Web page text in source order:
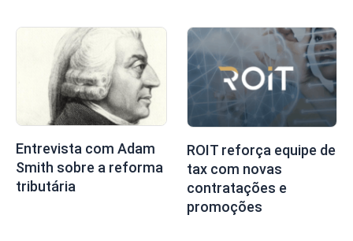
Entrevista com Adam
Smith sobre a reforma
tributária
ROIT reforça equipe de
tax com novas
contratações e
promoções